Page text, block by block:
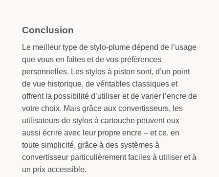
Conclusion
Le meilleur type de stylo-plume dépend de l’usage
que vous en faites et de vos préférences
personnelles. Les stylos à piston sont, d’un point
de vue historique, de véritables classiques et
offrent la possibilité d’utiliser et de varier l’encre de
votre choix. Mais grâce aux convertisseurs, les
utilisateurs de stylos à cartouche peuvent eux
aussi écrire avec leur propre encre – et ce, en
toute simplicité, grâce à des systèmes à
convertisseur particulièrement faciles à utiliser et à
un prix accessible.